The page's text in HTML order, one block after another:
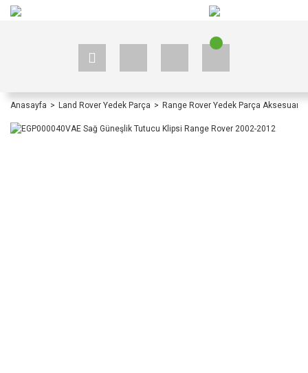
Anasayfa Land Rover Yedek Parça Range Rover Yedek Parça Aksesuar